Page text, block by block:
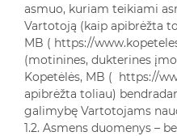
asmuo, kuriam teikiami
Vartotoją (kaip apibrėžta
MB ( https://
(motinines, dukterines
Kopetėlės, MB ( https://
apibrėžta toliau)
galimybę Vartotojams
1.2. Asmens duomenys –